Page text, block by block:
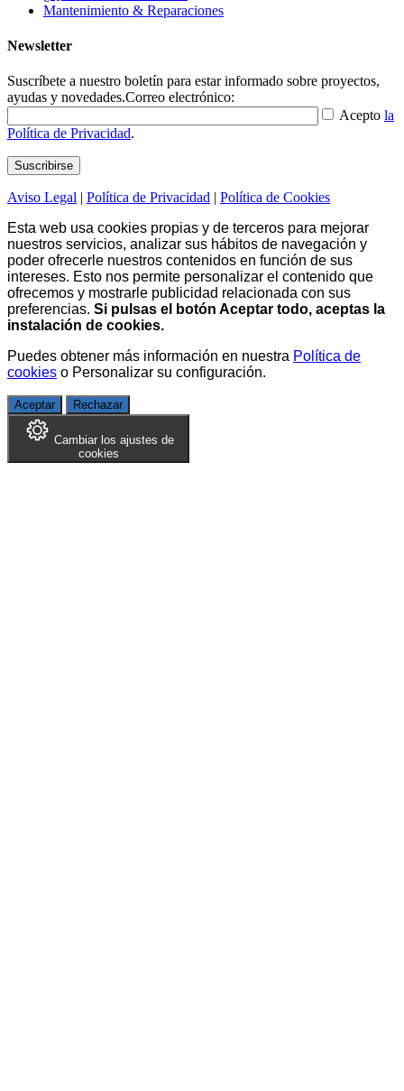
Mantenimiento & Reparaciones
Newsletter
Suscríbete a nuestro boletín para estar informado sobre proyectos,
ayudas y novedades.Correo electrónico:
Acepto la
Política de Privacidad.
Aviso Legal Política de Privacidad
Política de Cookies
Esta web usa cookies propias y de terceros para mejorar
nuestros servicios, analizar sus hábitos de navegación y
poder ofrecerle nuestros contenidos en función de sus
intereses. Esto nos permite personalizar el contenido que
ofrecemos y mostrarle publicidad relacionada con sus
preferencias. Si pulsas el botón Aceptar todo, aceptas la
instalación de cookies.
Puedes obtener más información en nuestra Política de
cookies o Personalizar su configuración.
Aceptar Rechazar
Cambiar los ajustes de
cookies